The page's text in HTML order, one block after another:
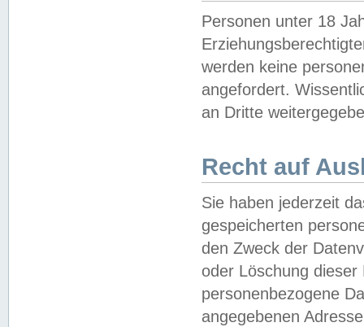
Personen unter 18
werden keine
angefordert.
an Dritte
Recht auf
Sie haben jederzeit
gespeicherten
den Zweck der
oder Löschung
personenbezogene
angegebenen